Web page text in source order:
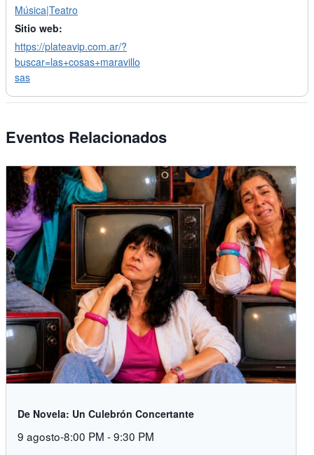
Música|Teatro
Sitio web:
https://plateavip.com.ar/?
buscar=las+cosas+maravillo
sas
Eventos Relacionados
De Novela: Un Culebrón Concertante
9 agosto-8:00 PM -9:30 PM